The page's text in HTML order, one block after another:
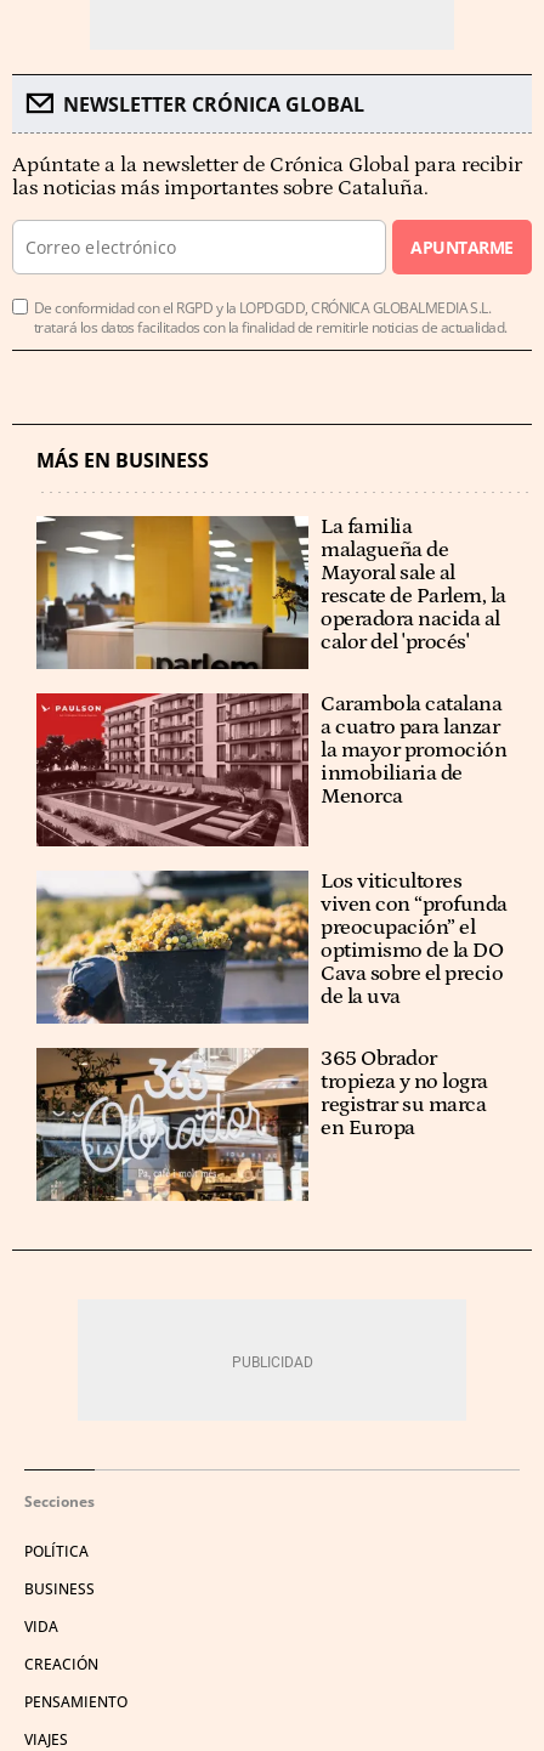
NEWSLETTER CRÓNICA GLOBAL
Apúntate a la newsletter de Crónica Global para recibir
las noticias más importantes sobre Cataluña.
APUNTARME
De conformidad con el RGPD y la LOPDGDD, CRÓNICA GLOBALMEDIA S.L.
tratará los datos facilitados con la finalidad de remitirle noticias de actualidad.
MÁS EN BUSINESS
La familia
malagueña de
Mayoral sale al
rescate de Parlem, la
operadora nacida al
calor del 'procés'
Carambola catalana
a cuatro para lanzar
la mayor promoción
inmobiliaria de
Menorca
Los viticultores
viven con “profunda
preocupación” el
optimismo de la DO
Cava sobre el precio
de la uva
365 Obrador
tropieza y no logra
registrar su marca
en Europa
Secciones
POLÍTICA
BUSINESS
VIDA
CREACIÓN
PENSAMIENTO
VIAJES